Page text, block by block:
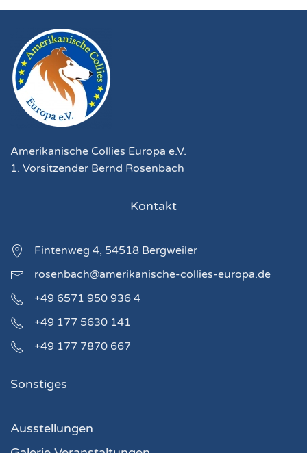
Amerikanische Collies Europa e.V.
1. Vorsitzender Bernd Rosenbach
Kontakt
Fintenweg 4, 54518 Bergweiler
rosenbach@amerikanische-collies-europa.de
+49 6571 950 936 4
+49 177 5630 141
+49 177 7870 667
Sonstiges
Ausstellungen